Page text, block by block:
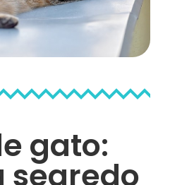
gato:
segredo